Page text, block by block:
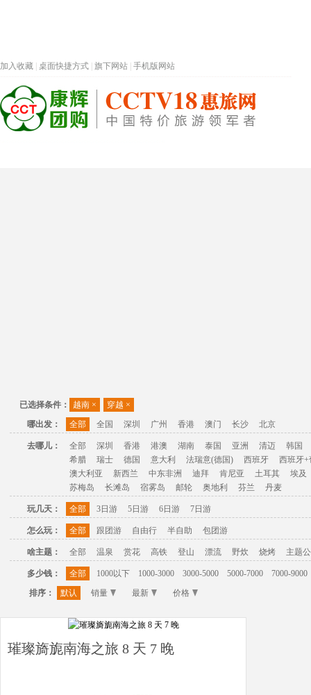
加入收藏 桌面快捷方式 旗下网站 手机版网站
已选择条件： 越南 × 穿越 ×
哪出发：
全部 全国 深圳 广州 香港 澳门 长沙 北京
去哪儿： 全部 深圳 香港 港澳 湖南 泰国 亚洲 清迈
韩国
希腊
瑞士 德国 意大利 法瑞意(德国) 西班牙
西班牙+
澳大利亚
新西兰 中东非洲 迪拜 肯尼亚 土耳其
埃及
苏梅岛
长滩岛 宿雾岛 邮轮 奥地利 芬兰 丹麦
玩几天： 全部 3日游 5日游 6日游 7日游
怎么玩： 全部 跟团游 自由行 半自助 包团游
啥主题： 全部 温泉 赏花 高铁 登山 漂流 野炊 烧烤 主题
多少钱： 全部 1000以下 1000-3000 3000-5000 5000-7000
7000-9000
排序：
默认 销量 最新 价格
璀璨旖旎南海之旅 8 天 7 晚